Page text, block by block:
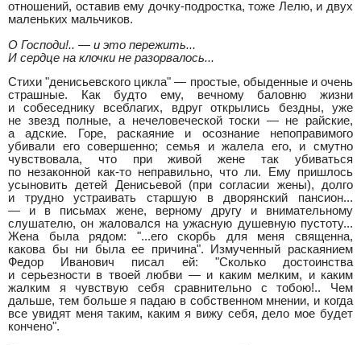
отношений, оставив ему дочку-подростка, тоже Лелю, и двух
маленьких мальчиков.
О Господи!.. — и это пережить...
И сердце на клочки не разорвалось...
Стихи "денисьевского цикла" — простые, обыденные и очень
страшные. Как будто ему, вечному баловню жизни
и собеседнику всеблагих, вдруг открылись бездны, уже
не звезд полные, а нечеловеческой тоски — не райские,
а адские. Горе, раскаяние и осознание непоправимого
убивали его совершенно; семья и жалела его, и смутно
чувствовала, что при живой жене так убиваться
по незаконной как-то неправильно, что ли. Ему пришлось
усыновить детей Денисьевой (при согласии жены), долго
и трудно устраивать старшую в дворянский пансион...
— и в письмах жене, верному другу и внимательному
слушателю, он жаловался на ужасную душевную пустоту...
Жена была рядом: "...его скорбь для меня священна,
какова бы ни была ее причина". Измученный раскаянием
Федор Иванович писал ей: "Сколько достоинства
и серьезности в твоей любви — и каким мелким, и каким
жалким я чувствую себя сравнительно с тобою!.. Чем
дальше, тем больше я падаю в собственном мнении, и когда
все увидят меня таким, каким я вижу себя, дело мое будет
кончено".